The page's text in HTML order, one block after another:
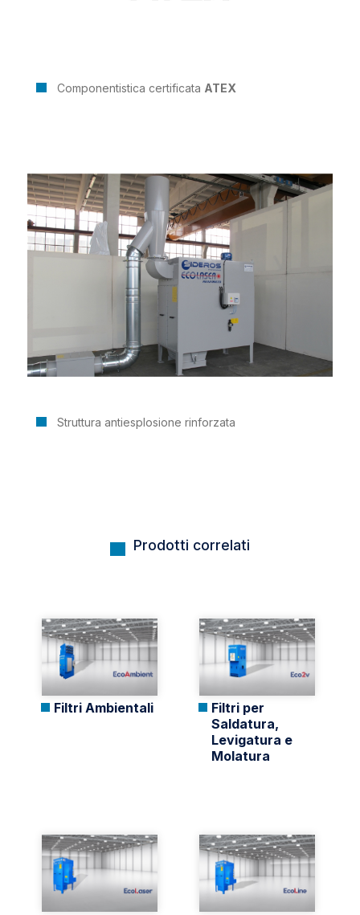
Componentistica certificata ATEX
Struttura antiesplosione rinforzata
Prodotti correlati
Filtri Ambientali
Filtri per
Saldatura,
Levigatura e
Molatura